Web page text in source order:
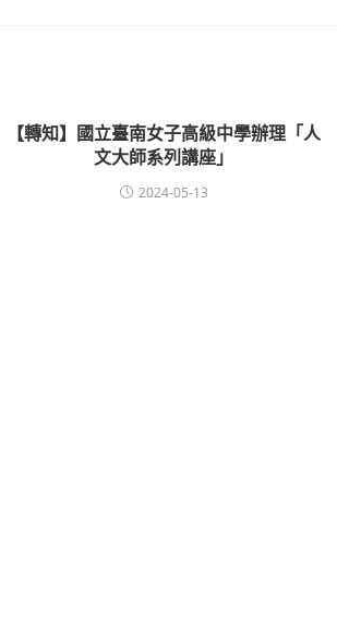
【轉知】國立臺南女子高級中學辦理「人
文大師系列講座」
2024-05-13